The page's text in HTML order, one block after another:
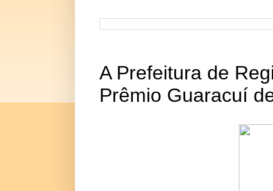
A Prefeitura de
Prêmio Guaracuí